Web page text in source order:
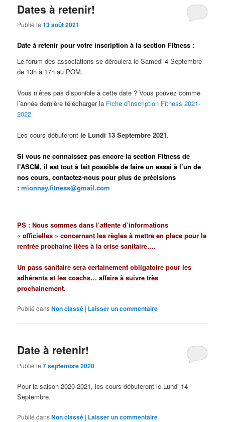
Dates à retenir!
Publié le13 août 2021
Date à retenir pour votre inscription à la section Fitness :
Le forum des associations se déroulera le Samedi 4 Septembre
de 13h à 17h au POM.
Vous n’êtes pas disponible à cette date ? Vous pouvez comme
l’année dernière télécharger la Fiche d’inscription Fitness 2021-
2022
Les cours débuterontle Lundi 13 Septembre 2021.
Si vous ne connaissez pas encore la section Fitness de
l’ASCM, il est tout à fait possible de faire un essai à l’un de
nos cours, contactez-nous pour plus de précisions
:mionnay.fitness@gmail.com
PS : Nous sommes dans l’attente d’informations
« officielles » concernant les règles à mettre en place pour la
rentrée prochaine liées à la crise sanitaire….
Un pass sanitaire sera certainement obligatoire pour les
adhérents et les coachs… affaire à suivre très
prochainement.
Publié dansNon classé | Laisser un commentaire
Date à retenir!
Publié le7 septembre 2020
Pour la saison 2020-2021, les cours débuteront le Lundi 14
Septembre.
Publié dansNon classé | Laisser un commentaire